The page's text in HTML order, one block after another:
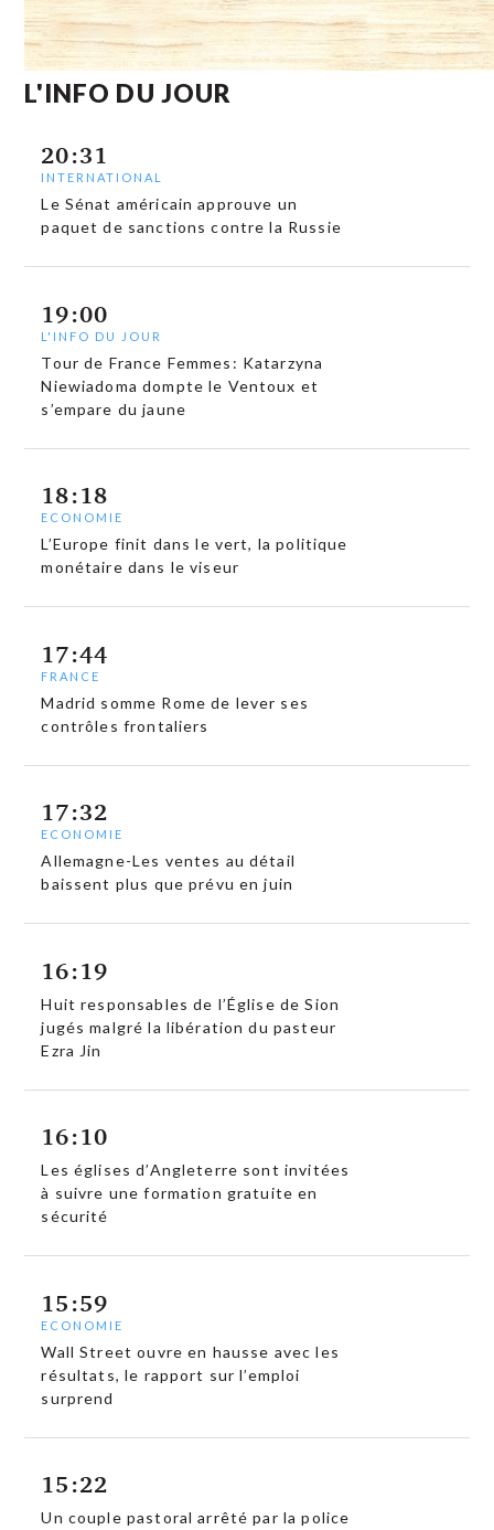
L'INFO DU JOUR
20:31
INTERNATIONAL
Le Sénat américain approuve un
paquet de sanctions contre la Russie
19:00
L'INFO DU JOUR
Tour de France Femmes: Katarzyna
Niewiadoma dompte le Ventoux et
s’empare du jaune
18:18
ECONOMIE
L’Europe finit dans le vert, la politique
monétaire dans le viseur
17:44
FRANCE
Madrid somme Rome de lever ses
contrôles frontaliers
17:32
ECONOMIE
Allemagne-Les ventes au détail
baissent plus que prévu en juin
16:19
Huit responsables de l’Église de Sion
jugés malgré la libération du pasteur
Ezra Jin
16:10
Les églises d’Angleterre sont invitées
à suivre une formation gratuite en
sécurité
15:59
ECONOMIE
Wall Street ouvre en hausse avec les
résultats, le rapport sur l’emploi
surprend
15:22
Un couple pastoral arrêté par la police